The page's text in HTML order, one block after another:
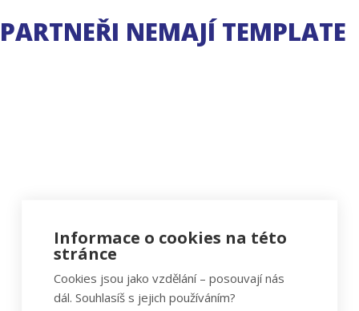
PARTNEŘI NEMAJÍ TEMPLATE
Informace o cookies na této
stránce
Cookies jsou jako vzdělání – posouvají nás
dál. Souhlasíš s jejich používáním?